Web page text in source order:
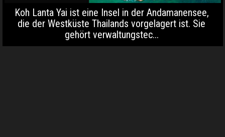
Koh Lanta Yai ist eine Insel in der Andamanensee,
die der Westküste Thailands vorgelagert ist. Sie
gehört verwaltungstec...